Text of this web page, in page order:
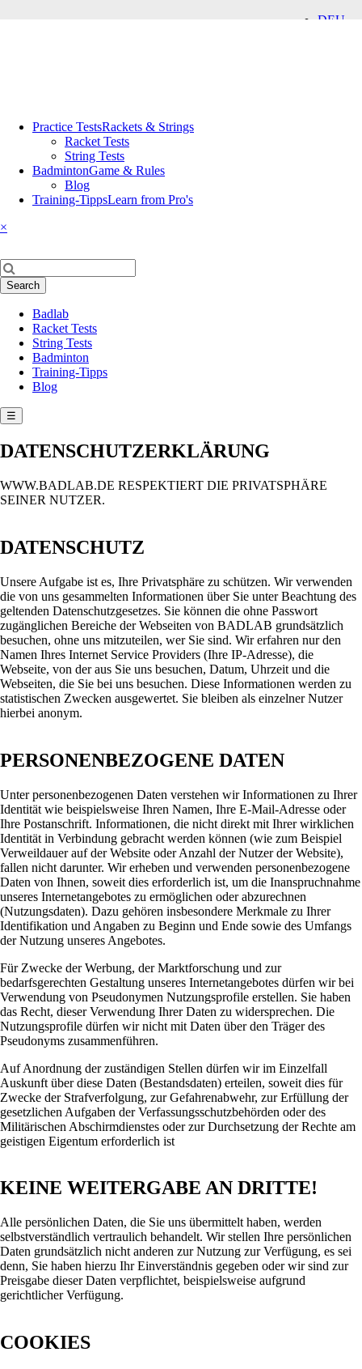
DEU
navigationPractice TestsRackets & Strings
Racket Tests
String Tests
BadmintonGame & Rules
Blog
Training-TippsLearn from Pro's
×
Keywords
Search
navigationBadlab
Racket Tests
String Tests
Badminton
Training-Tipps
Blog
☰
DATENSCHUTZERKLÄRUNG
WWW.BADLAB.DE RESPEKTIERT DIE PRIVATSPHÄRE
SEINER NUTZER.
DATENSCHUTZ
Unsere Aufgabe ist es, Ihre Privatsphäre zu schützen. Wir verwenden
die von uns gesammelten Informationen über Sie unter Beachtung des
geltenden Datenschutzgesetzes. Sie können die ohne Passwort
zugänglichen Bereiche der Webseiten von BADLAB grundsätzlich
besuchen, ohne uns mitzuteilen, wer Sie sind. Wir erfahren nur den
Namen Ihres Internet Service Providers (Ihre IP-Adresse), die
Webseite, von der aus Sie uns besuchen, Datum, Uhrzeit und die
Webseiten, die Sie bei uns besuchen. Diese Informationen werden zu
statistischen Zwecken ausgewertet. Sie bleiben als einzelner Nutzer
hierbei anonym.
PERSONENBEZOGENE DATEN
Unter personenbezogenen Daten verstehen wir Informationen zu Ihrer
Identität wie beispielsweise Ihren Namen, Ihre E-Mail-Adresse oder
Ihre Postanschrift. Informationen, die nicht direkt mit Ihrer wirklichen
Identität in Verbindung gebracht werden können (wie zum Beispiel
Verweildauer auf der Website oder Anzahl der Nutzer der Website),
fallen nicht darunter. Wir erheben und verwenden personenbezogene
Daten von Ihnen, soweit dies erforderlich ist, um die Inanspruchnahme
unseres Internetangebotes zu ermöglichen oder abzurechnen
(Nutzungsdaten). Dazu gehören insbesondere Merkmale zu Ihrer
Identifikation und Angaben zu Beginn und Ende sowie des Umfangs
der Nutzung unseres Angebotes.
Für Zwecke der Werbung, der Marktforschung und zur
bedarfsgerechten Gestaltung unseres Internetangebotes dürfen wir bei
Verwendung von Pseudonymen Nutzungsprofile erstellen. Sie haben
das Recht, dieser Verwendung Ihrer Daten zu widersprechen. Die
Nutzungsprofile dürfen wir nicht mit Daten über den Träger des
Pseudonyms zusammenführen.
Auf Anordnung der zuständigen Stellen dürfen wir im Einzelfall
Auskunft über diese Daten (Bestandsdaten) erteilen, soweit dies für
Zwecke der Strafverfolgung, zur Gefahrenabwehr, zur Erfüllung der
gesetzlichen Aufgaben der Verfassungsschutzbehörden oder des
Militärischen Abschirmdienstes oder zur Durchsetzung der Rechte am
geistigen Eigentum erforderlich ist
KEINE WEITERGABE AN DRITTE!
Alle persönlichen Daten, die Sie uns übermittelt haben, werden
selbstverständlich vertraulich behandelt. Wir stellen Ihre persönlichen
Daten grundsätzlich nicht anderen zur Nutzung zur Verfügung, es sei
denn, Sie haben hierzu Ihr Einverständnis gegeben oder wir sind zur
Preisgabe dieser Daten verpflichtet, beispielsweise aufgrund
gerichtlicher Verfügung.
COOKIES